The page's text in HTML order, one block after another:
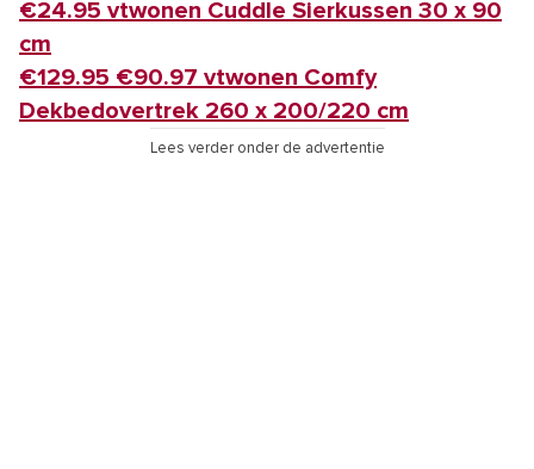
€24.95 vtwonen Cuddle Sierkussen 30 x 90
cm
€129.95 €90.97 vtwonen Comfy
Dekbedovertrek 260 x 200/220 cm
Lees verder onder de advertentie